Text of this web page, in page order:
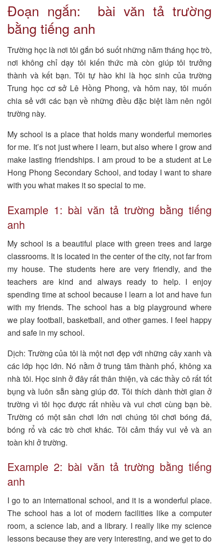
Đoạn ngắn: bài văn tả trường
bằng tiếng anh
Trường học là nơi tôi gắn bó suốt những năm tháng học trò,
nơi không chỉ dạy tôi kiến thức mà còn giúp tôi trưởng
thành và kết bạn. Tôi tự hào khi là học sinh của trường
Trung học cơ sở Lê Hồng Phong, và hôm nay, tôi muốn
chia sẻ với các bạn về những điều đặc biệt làm nên ngôi
trường này.
My school is a place that holds many wonderful memories
for me. It’s not just where I learn, but also where I grow and
make lasting friendships. I am proud to be a student at Le
Hong Phong Secondary School, and today I want to share
with you what makes it so special to me.
Example 1: bài văn tả trường bằng tiếng
anh
My school is a beautiful place with green trees and large
classrooms. It is located in the center of the city, not far from
my house. The students here are very friendly, and the
teachers are kind and always ready to help. I enjoy
spending time at school because I learn a lot and have fun
with my friends. The school has a big playground where
we play football, basketball, and other games. I feel happy
and safe in my school.
Dịch: Trường của tôi là một nơi đẹp với những cây xanh và
các lớp học lớn. Nó nằm ở trung tâm thành phố, không xa
nhà tôi. Học sinh ở đây rất thân thiện, và các thầy cô rất tốt
bụng và luôn sẵn sàng giúp đỡ. Tôi thích dành thời gian ở
trường vì tôi học được rất nhiều và vui chơi cùng bạn bè.
Trường có một sân chơi lớn nơi chúng tôi chơi bóng đá,
bóng rổ và các trò chơi khác. Tôi cảm thấy vui vẻ và an
toàn khi ở trường.
Example 2: bài văn tả trường bằng tiếng
anh
I go to an international school, and it is a wonderful place.
The school has a lot of modern facilities like a computer
room, a science lab, and a library. I really like my science
lessons because they are very interesting, and we get to do